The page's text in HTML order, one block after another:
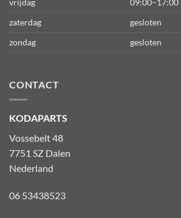
vrijdag
09:00–17:00
zaterdag
gesloten
zondag
gesloten
CONTACT
KODAPARTS
Vossebelt 48
7751 SZ Dalen
Nederland
06 53438523